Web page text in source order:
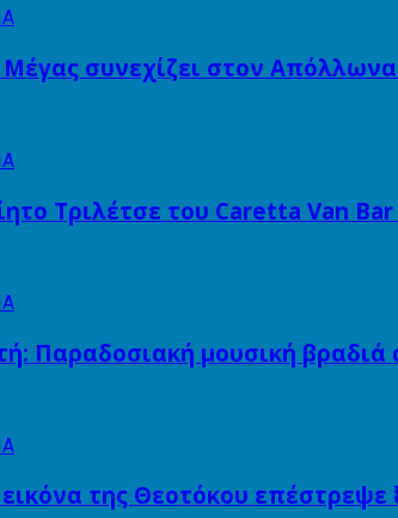
συνεχίζει στον
Τριλέτσε του Caretta Van
Παραδοσιακή μουσική
της Θεοτόκου επέστρεψε